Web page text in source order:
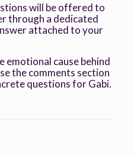
will be offered to
through a dedicated
attached to your
emotional cause behind
the comments section
questions for Gabi.